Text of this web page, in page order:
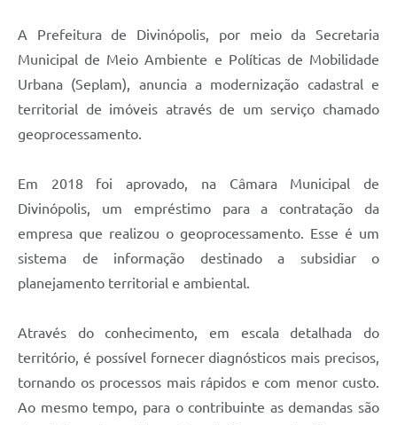
A Prefeitura de Divinópolis, por meio da Secretaria
Municipal de Meio Ambiente e Políticas de Mobilidade
Urbana (Seplam), anuncia a modernização cadastral e
territorial de imóveis através de um serviço chamado
geoprocessamento.
Em 2018 foi aprovado, na Câmara Municipal de
Divinópolis, um empréstimo para a contratação da
empresa que realizou o geoprocessamento. Esse é um
sistema de informação destinado a subsidiar o
planejamento territorial e ambiental.
Através do conhecimento, em escala detalhada do
território, é possível fornecer diagnósticos mais precisos,
tornando os processos mais rápidos e com menor custo.
Ao mesmo tempo, para o contribuinte as demandas são